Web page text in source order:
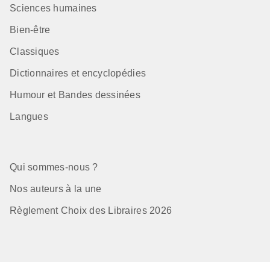
Sciences humaines
Bien-être
Classiques
Dictionnaires et encyclopédies
Humour et Bandes dessinées
Langues
Qui sommes-nous ?
Nos auteurs à la une
Règlement Choix des Libraires 2026